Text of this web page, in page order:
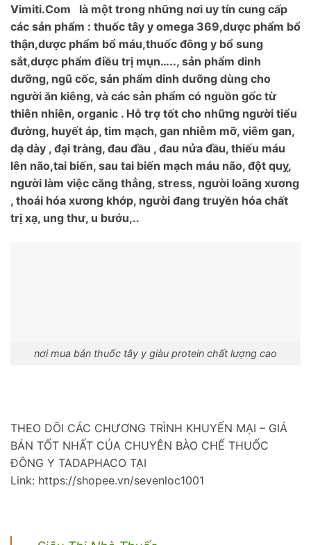
Vimiti.Com là một trong những nơi uy tín cung cấp
các sản phẩm : thuốc tây y omega 369,dược phẩm bổ
thận,dược phẩm bổ máu,thuốc đông y bổ sung
sắt,dược phẩm điều trị mụn….., sản phẩm dinh
dưỡng, ngũ cốc, sản phẩm dinh dưỡng dùng cho
người ăn kiêng, và các sản phẩm có nguồn gốc từ
thiên nhiên, organic . Hỗ trợ tốt cho những người tiểu
đường, huyết áp, tim mạch, gan nhiễm mỡ, viêm gan,
dạ dày , đại tràng, đau đầu , đau nửa đầu, thiếu máu
lên não,tai biến, sau tai biến mạch máu não, đột quỵ,
người làm việc căng thẳng, stress, người loãng xương
, thoái hóa xương khớp, người đang truyền hóa chất
trị xạ, ung thư, u bướu,..
nơi mua bán thuốc tây y giàu protein chất lượng cao
THEO DÕI CÁC CHƯƠNG TRÌNH KHUYẾN MẠI – GIÁ
BÁN TỐT NHẤT CỦA CHUYÊN BÀO CHẾ THUỐC
ĐÔNG Y TADAPHACO TẠI
Link: https://shopee.vn/sevenloc1001